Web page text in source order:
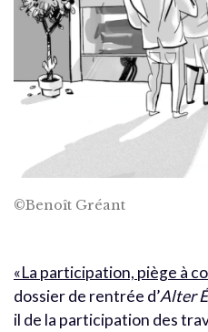
©Benoît Gréant
«La participation, piège à
dossier de rentrée d’Alter
il de la participation des